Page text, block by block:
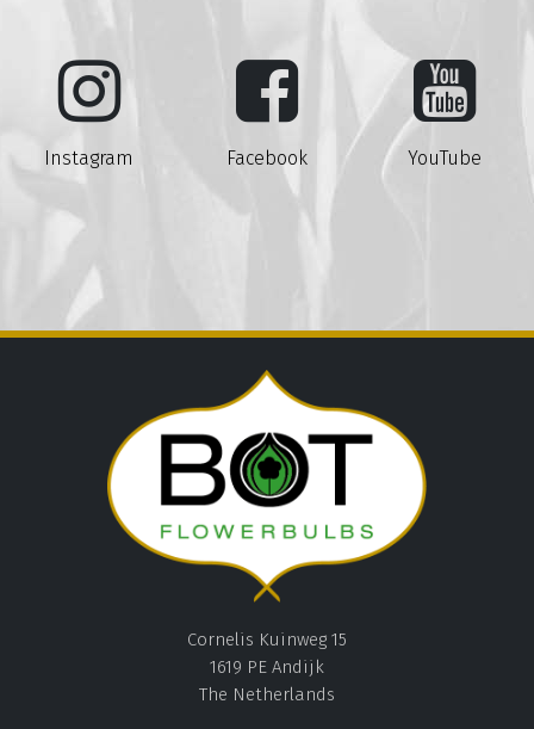
Instagram Facebook YouTube
Cornelis Kuinweg 15
1619 PE Andijk
The Netherlands